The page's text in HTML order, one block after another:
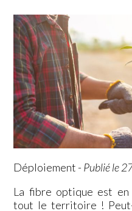
Déploiement - Publié le
La fibre optique est
tout le territoire !